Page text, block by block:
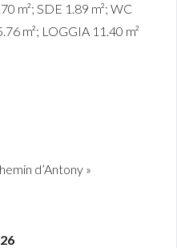
m²; SDE 1.89 m²; WC
m²; LOGGIA 11.40 m²
d’Antony »